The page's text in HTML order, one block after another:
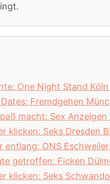
One Night Stand
Fremdgehen
macht: Sex
klicken: Seks Dresden
entlang: ONS Eschweiler
getroffen: Ficken
klicken: Seks